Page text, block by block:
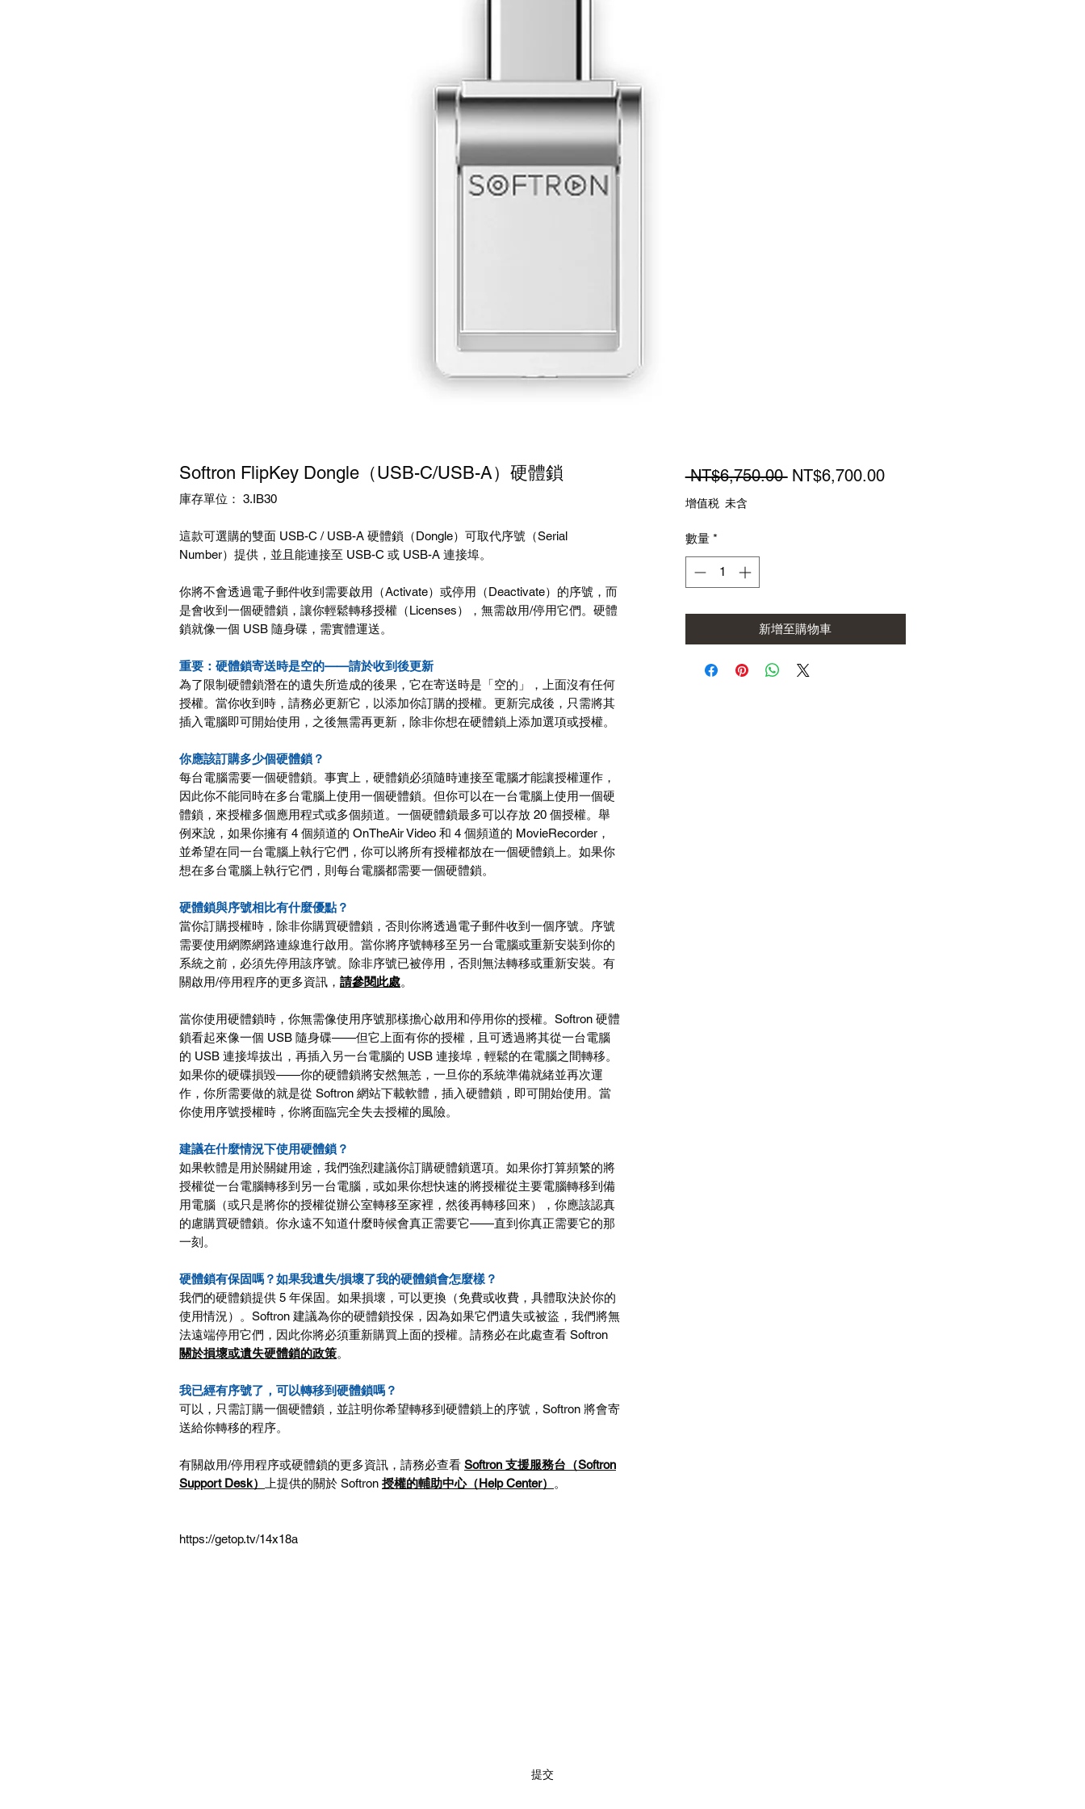
Softron FlipKey Dongle（USB-C/USB-A）硬體鎖
庫存單位： 3.IB30
這款可選購的雙面 USB-C / USB-A 硬體鎖（Dongle）可取代序號（Serial
Number）提供，並且能連接至 USB-C 或 USB-A 連接埠。
你將不會透過電子郵件收到需要啟用（Activate）或停用（Deactivate）的序號，而
是會收到一個硬體鎖，讓你輕鬆轉移授權（Licenses），無需啟用/停用它們。硬體
鎖就像一個 USB 隨身碟，需實體運送。
重要：硬體鎖寄送時是空的——請於收到後更新
為了限制硬體鎖潛在的遺失所造成的後果，它在寄送時是「空的」，上面沒有任何
授權。當你收到時，請務必更新它，以添加你訂購的授權。更新完成後，只需將其
插入電腦即可開始使用，之後無需再更新，除非你想在硬體鎖上添加選項或授權。
你應該訂購多少個硬體鎖？
每台電腦需要一個硬體鎖。事實上，硬體鎖必須隨時連接至電腦才能讓授權運作，
因此你不能同時在多台電腦上使用一個硬體鎖。但你可以在一台電腦上使用一個硬
體鎖，來授權多個應用程式或多個頻道。一個硬體鎖最多可以存放 20 個授權。舉
例來說，如果你擁有 4 個頻道的 OnTheAir Video 和 4 個頻道的 MovieRecorder ，
並希望在同一台電腦上執行它們，你可以將所有授權都放在一個硬體鎖上。如果你
想在多台電腦上執行它們，則每台電腦都需要一個硬體鎖。
硬體鎖與序號相比有什麼優點？
當你訂購授權時，除非你購買硬體鎖，否則你將透過電子郵件收到一個序號。序號
需要使用網際網路連線進行啟用。當你將序號轉移至另一台電腦或重新安裝到你的
系統之前，必須先停用該序號。除非序號已被停用，否則無法轉移或重新安裝。有
關啟用/停用程序的更多資訊， 請參閱此處。
當你使用硬體鎖時，你無需像使用序號那樣擔心啟用和停用你的授權。 Softron 硬體
鎖看起來像一個 USB 隨身碟——但它上面有你的授權，且可透過將其從一台電腦
的 USB 連接埠拔出，再插入另一台電腦的 USB 連接埠，輕鬆的在電腦之間轉移。
如果你的硬碟損毀——你的硬體鎖將安然無恙，一旦你的系統準備就緒並再次運
作，你所需要做的就是從 Softron 網站下載軟體，插入硬體鎖，即可開始使用。當
你使用序號授權時，你將面臨完全失去授權的風險。
建議在什麼情況下使用硬體鎖？
如果軟體是用於關鍵用途，我們強烈建議你訂購硬體鎖選項。如果你打算頻繁的將
授權從一台電腦轉移到另一台電腦，或如果你想快速的將授權從主要電腦轉移到備
用電腦（或只是將你的授權從辦公室轉移至家裡，然後再轉移回來），你應該認真
的慮購買硬體鎖。你永遠不知道什麼時候會真正需要它——直到你真正需要它的那
一刻。
硬體鎖有保固嗎？如果我遺失/損壞了我的硬體鎖會怎麼樣？
我們的硬體鎖提供 5 年保固。如果損壞，可以更換（免費或收費，具體取決於你的
使用情況）。 Softron 建議為你的硬體鎖投保，因為如果它們遺失或被盜，我們將無
法遠端停用它們，因此你將必須重新購買上面的授權。請務必在此處查看 Softron
關於損壞或遺失硬體鎖的政策。
我已經有序號了，可以轉移到硬體鎖嗎？
可以，只需訂購一個硬體鎖，並註明你希望轉移到硬體鎖上的序號， Softron 將會寄
送給你轉移的程序。
有關啟用/停用程序或硬體鎖的更多資訊，請務必查看 Softron 支援服務台（Softron
Support Desk） 上提供的關於 Softron 授權的輔助中心（Help Center） 。
https://getop.tv/14x18a
NT$6,750.00 一
NT$6,700.00促
增值税 未含
數量 *
新增至購物車
提交